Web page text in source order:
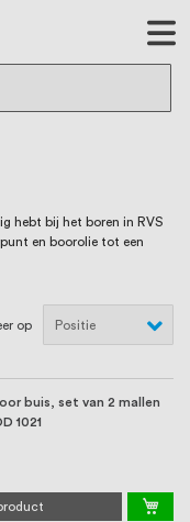
met
producten
waaronder
In onze
assortiment
meer dan
Wij hebben
waar we
volgens
service bij
hebt bij het boren in RVS
en boorolie tot een
op
buis, set van 2 mallen
1021